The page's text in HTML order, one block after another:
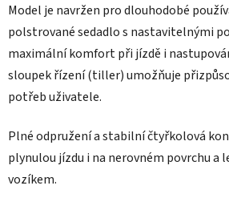
Model je navržen pro dlouhodobé
polstrované sedadlo s nastavitelnými
maximální komfort při jízdě i
sloupek řízení (tiller) umožňuje
potřeb uživatele.
Plné odpružení a stabilní čtyřkolová
plynulou jízdu i na nerovném povrchu a
vozíkem.